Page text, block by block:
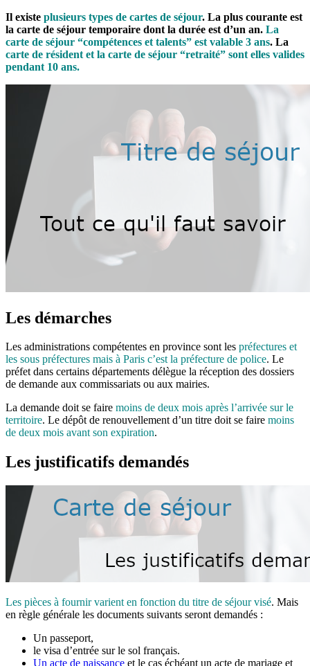
Il existe plusieurs types de cartes de séjour. La plus courante est
la carte de séjour temporaire dont la durée est d’un an. La
carte de séjour “compétences et talents” est valable 3 ans. La
carte de résident et la carte de séjour “retraité” sont elles valides
pendant 10 ans.
Les démarches
Les administrations compétentes en province sont les préfectures et
les sous préfectures mais à Paris c’est la préfecture de police. Le
préfet dans certains départements délègue la réception des dossiers
de demande aux commissariats ou aux mairies.
La demande doit se faire moins de deux mois après l’arrivée sur le
territoire. Le dépôt de renouvellement d’un titre doit se faire moins
de deux mois avant son expiration.
Les justificatifs demandés
Les pièces à fournir varient en fonction du titre de séjour visé. Mais
en règle générale les documents suivants seront demandés :
Un passeport,
le visa d’entrée sur le sol français.
Un acte de naissance et le cas échéant un acte de mariage et